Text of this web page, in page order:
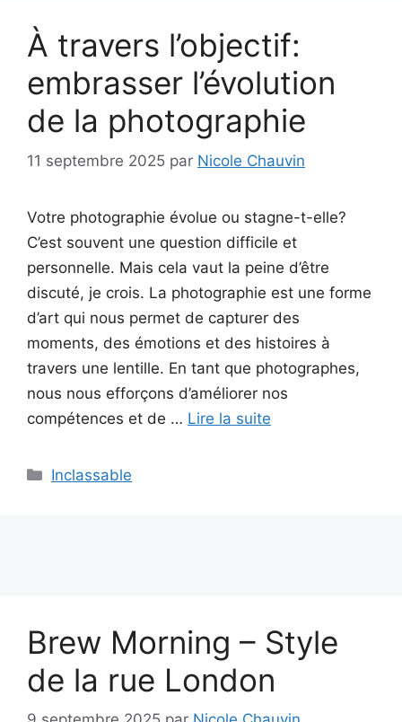
À travers l’objectif:
embrasser l’évolution
de la photographie
11 septembre 2025 par Nicole Chauvin
Votre photographie évolue ou stagne-t-elle?
C’est souvent une question difficile et
personnelle. Mais cela vaut la peine d’être
discuté, je crois. La photographie est une forme
d’art qui nous permet de capturer des
moments, des émotions et des histoires à
travers une lentille. En tant que photographes,
nous nous efforçons d’améliorer nos
compétences et de … Lire la suite
Catégories
Inclassable
Brew Morning – Style
de la rue London